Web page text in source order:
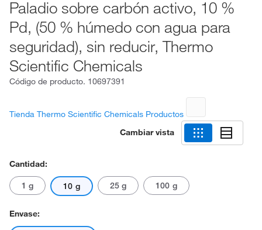
Paladio sobre carbón activo, 10 %
Pd, (50 % húmedo con agua para
seguridad), sin reducir, Thermo
Scientific Chemicals
Código de producto. 10697391
Tienda Thermo Scientific Chemicals Productos
Cambiar vista
Cantidad:
1 g 10 g 25 g 100 g
Envase: